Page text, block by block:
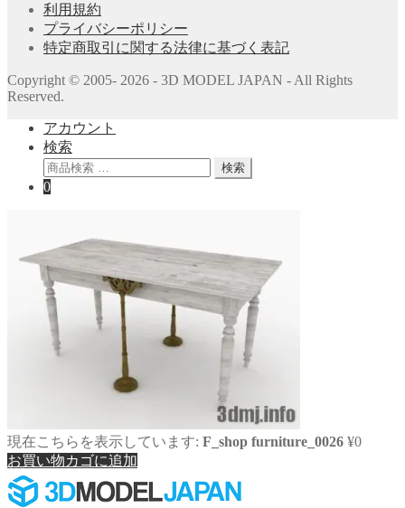
利用規約
プライバシーポリシー
特定商取引に関する法律に基づく表記
Copyright © 2005- 2026 - 3D MODEL JAPAN - All Rights
Reserved.
アカウント
検索
検
索
検索
0
現在こちらを表示しています: F_shop furniture_0026 ¥0
お買い物カゴに追加